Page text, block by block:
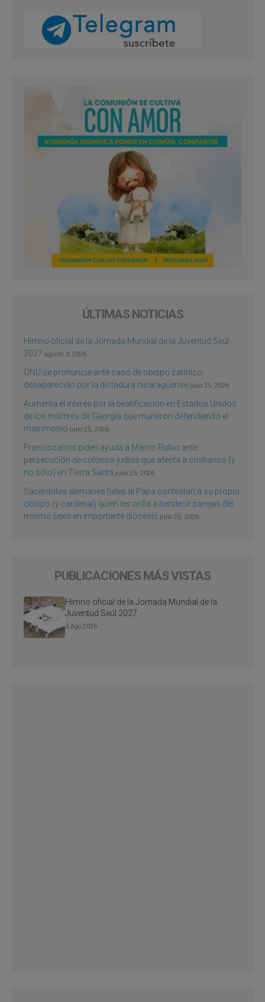
ÚLTIMAS NOTICIAS
Himno oficial de la Jornada Mundial de la Juventud Seúl
2027 agosto 3, 2026
ONU se pronuncia ante caso de obispo católico
desaparecido por la dictadura nicaragüense julio 25, 2026
Aumenta el interés por la beatificación en Estados Unidos
de los mártires de Georgia que murieron defendiendo el
matrimonio julio 25, 2026
Franciscanos piden ayuda a Marco Rubio ante
persecución de colonos judíos que afecta a cristianos (y
no sólo) en Tierra Santa julio 25, 2026
Sacerdotes alemanes fieles al Papa contestan a su propio
obispo (y cardenal) quien les orilla a bendecir parejas del
mismo sexo en importante diócesis julio 25, 2026
PUBLICACIONES MÁS VISTAS
Himno oficial de la Jornada Mundial de la
Juventud Seúl 2027
3 Ago 2026